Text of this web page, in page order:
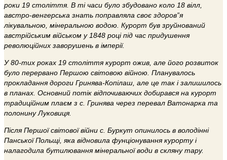
роки 19 століття. В ті часи було збудовано коло 18 вілл,
австро-венгерська знать поправляла своє здоров”я
лікувальною, мінеральною водою. Курорт був зруйнований
австрійським військом у 1848 році під час придушення
революційних заворушень в імперії.
У 80-тих роках 19 століття курорт ожив, але його розвиток
було перервано Першою світовою війною. Планувалось
прокладання дороги Гринява-Копілаш, але це так і залишилось
в планах. Основний потік відпочиваючих добирався на курорт
традиційним плаєм з с. Гринява через перевал Ватонарка та
полонину Луковиця.
Після Першої світової війни с. Буркут опинилось в володінні
Панської Польщі, яка відновила фунціонування курорту і
налагодила бутилювання мінеральної води в скляну тару.